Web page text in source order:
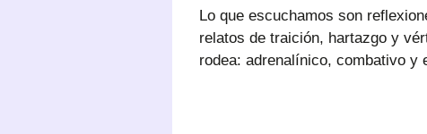
Lo que escuchamos son
relatos de traición, hartazgo y
rodea: adrenalínico, combativo y